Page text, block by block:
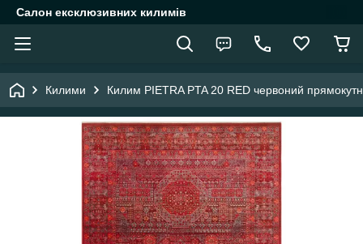
Салон ексклюзивних килимів
Килими Килим PIETRA PTA 20 RED червоний